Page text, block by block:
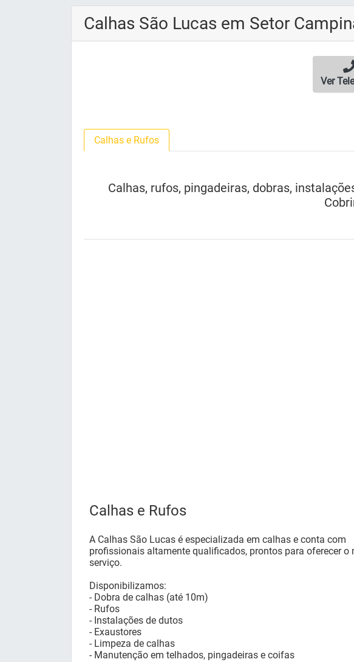
Calhas São Lucas em Setor
Ver
Calhas e Rufos
Calhas, rufos, pingadeiras, dobras,
Calhas e Rufos
A Calhas São Lucas é especializada em calhas e conta com
profissionais altamente qualificados, prontos para oferecer o
serviço.
Disponibilizamos:
- Dobra de calhas (até 10m)
- Rufos
- Instalações de dutos
- Exaustores
- Limpeza de calhas
- Manutenção em telhados, pingadeiras e coifas